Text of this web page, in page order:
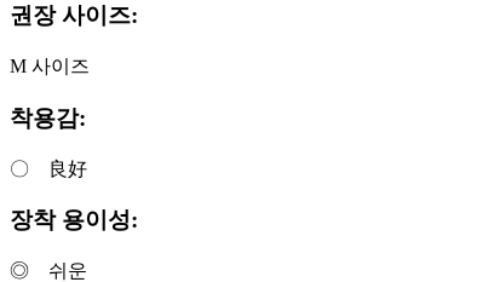
권장 사이즈:
M 사이즈
착용감:
〇 良好
장착 용이성:
◎ 쉬운